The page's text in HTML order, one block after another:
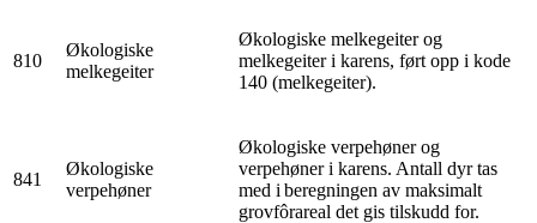
810
Økologiske
melkegeiter
Økologiske melkegeiter og
melkegeiter i karens, ført opp i kode
140 (melkegeiter).
841
Økologiske
verpehøner
Økologiske verpehøner og
verpehøner i karens. Antall dyr tas
med i beregningen av maksimalt
grovfôrareal det gis tilskudd for.